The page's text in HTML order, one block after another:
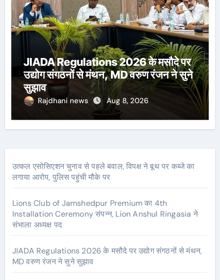
JIADA Regulations 2026 के मसौदे पर
उद्योग संगठनों से मंथन, MD वरुण रंजन ने सुने
सुझाव
Rajdhani news Aug 8, 2026
उत्कल एसोसिएशन चुनाव से पहले बवाल, विपक्ष ने बूथ पर कब्जे का
लगाया आरोप, पुलिस पहुंची मौके पर
Lions Club of Jamshedpur Premium का 4th
Installation Ceremony संपन्न, Lion Anshul Ringasia ने
संभाला अध्यक्ष पद
JIADA Regulations 2026 के मसौदे पर उद्योग संगठनों से मंथन,
MD वरुण रंजन ने सुने सुझाव